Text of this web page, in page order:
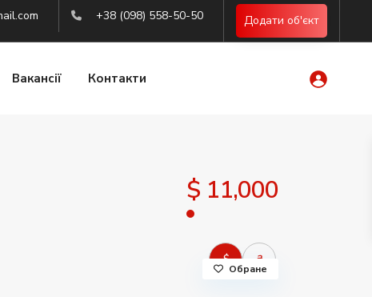
+38 (098) 558-50-50 Додати об'єкт
Вакансії Контакти
$ 11,000
$ ₴
Обране